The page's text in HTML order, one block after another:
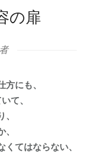
の扉
にも、
て、
てはならない、